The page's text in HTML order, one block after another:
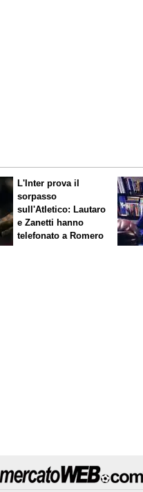
L'Inter prova il
sorpasso
sull'Atletico: Lautaro
e Zanetti hanno
telefonato a Romero